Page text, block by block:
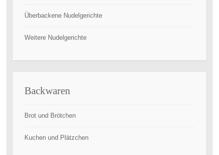
Überbackene Nudelgerichte
Weitere Nudelgerichte
Backwaren
Brot und Brötchen
Kuchen und Plätzchen